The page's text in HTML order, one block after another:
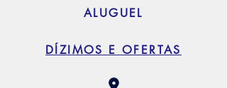
ALUGUEL
DÍZIMOS E OFERTAS